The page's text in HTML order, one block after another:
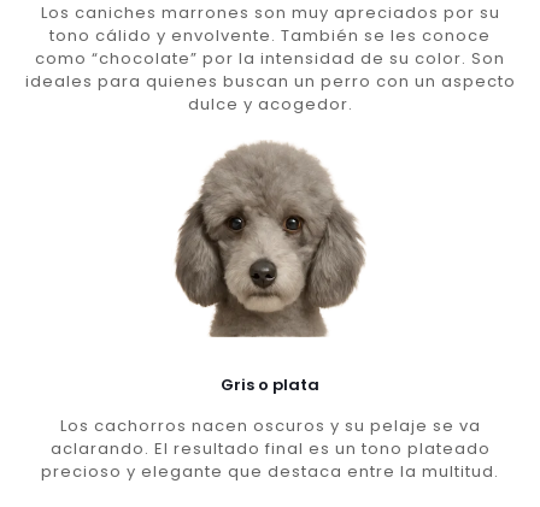
Los caniches marrones son muy apreciados por su
tono cálido y envolvente. También se les conoce
como “chocolate” por la intensidad de su color. Son
ideales para quienes buscan un perro con un aspecto
dulce y acogedor.
Gris o plata
Los cachorros nacen oscuros y su pelaje se va
aclarando. El resultado final es un tono plateado
precioso y elegante que destaca entre la multitud.